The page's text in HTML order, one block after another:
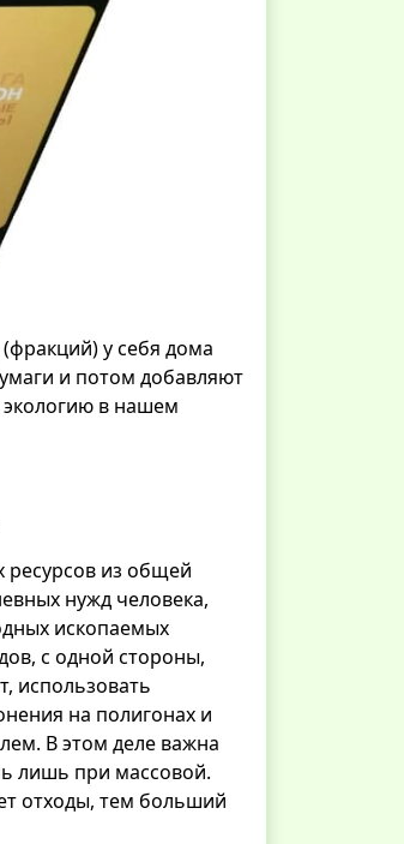
у себя дома
и потом добавляют
в нашем
ресурсов из общей
нужд человека,
ископаемых
с одной стороны,
использовать
на полигонах и
В этом деле важна
лишь при массовой.
отходы, тем больший